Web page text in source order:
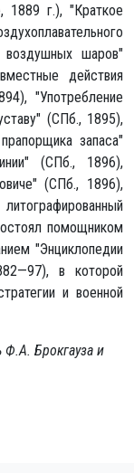
1889 г.), "Краткое
шаров"
действия
"Употребление
(СПб., 1895),
запаса"
(СПб., 1896),
(СПб., 1896),
помощником
"Энциклопедии
в которой
и военной
Ф.А. Брокгауза и